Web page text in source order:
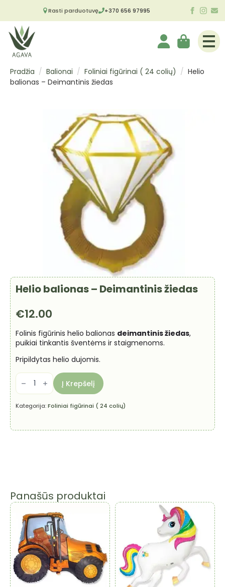
Rasti parduotuvę +370 656 97995
Pradžia Balionai Foliniai figūrinai ( 24 colių)
Helio
balionas – Deimantinis žiedas
Helio balionas – Deimantinis žiedas
€12.00
Folinis figūrinis helio balionas deimantinis žiedas,
puikiai tinkantis šventėms ir staigmenoms.
Pripildytas helio dujomis.
produkto
kiekis:
Helio
balionas
-
Deimantinis
Į Krepšelį
Kategorija:Foliniai figūrinai ( 24 colių)
Panašūs produktai